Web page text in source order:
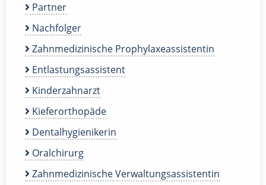
Partner
Nachfolger
Zahnmedizinische Prophylaxeassistentin
Entlastungsassistent
Kinderzahnarzt
Kieferorthopäde
Dentalhygienikerin
Oralchirurg
Zahnmedizinische Verwaltungsassistentin